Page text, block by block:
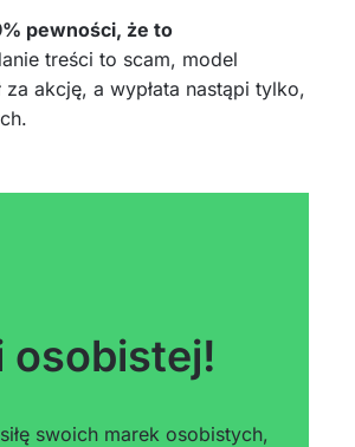
pewności, że to
treści to scam, model
akcję, a wypłata nastąpi tylko,
osobistej!
swoich marek osobistych,